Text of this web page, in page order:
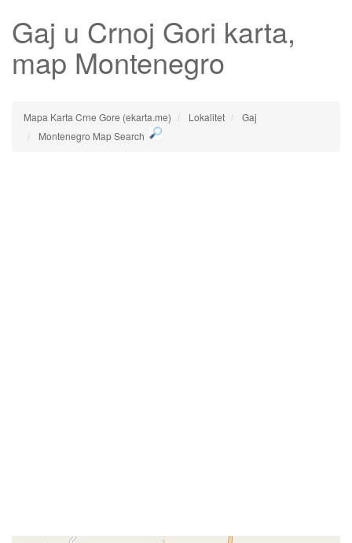
Gaj u Crnoj Gori karta,
map Montenegro
Mapa Karta Crne Gore (ekarta.me) Lokalitet
Gaj
Montenegro Map Search